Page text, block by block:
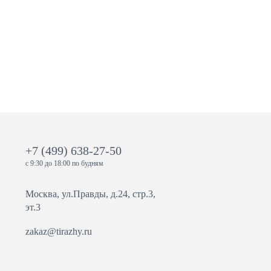
+7 (499) 638-27-50
с 9:30 до 18:00 по будням
Москва, ул.Правды, д.24, стр.3,
эт.3
zakaz@tirazhy.ru